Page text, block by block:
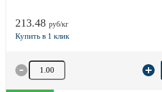
213.48 руб/кг
Количество товара